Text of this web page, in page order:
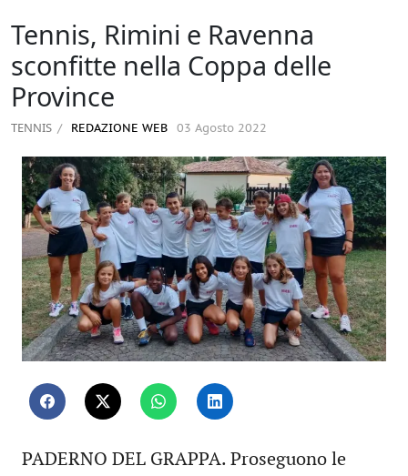
Tennis, Rimini e Ravenna
sconfitte nella Coppa delle
Province
TENNIS REDAZIONE WEB 03 Agosto 2022
PADERNO DEL GRAPPA. Proseguono le